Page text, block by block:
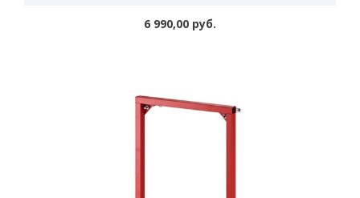
6 990,00 руб.